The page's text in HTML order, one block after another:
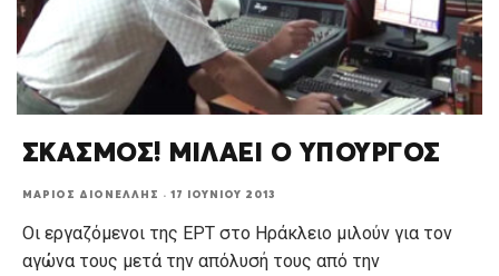
ΣΚΑΣΜΟΣ! ΜΙΛΑΕΙ Ο ΥΠΟΥΡΓΟΣ
ΜΆΡΙΟΣ ΔΙΟΝΈΛΛΗΣ · 17 ΙΟΥΝΊΟΥ 2013
Οι εργαζόμενοι της ΕΡΤ στο Ηράκλειο μιλούν για τον
αγώνα τους μετά την απόλυσή τους από την